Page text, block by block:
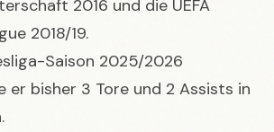
2016 und die UEFA
2018/19.
Saison 2025/2026
er bisher 3 Tore und 2 Assists in